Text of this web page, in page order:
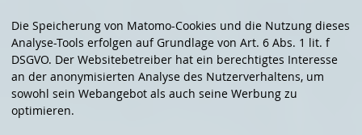
Die Speicherung von Matomo-Cookies und die Nutzung dieses
Analyse-Tools erfolgen auf Grundlage von Art. 6 Abs. 1 lit. f
DSGVO. Der Websitebetreiber hat ein berechtigtes Interesse
an der anonymisierten Analyse des Nutzerverhaltens, um
sowohl sein Webangebot als auch seine Werbung zu
optimieren.